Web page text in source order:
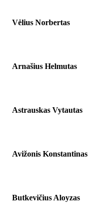
Vėlius Norbertas
Arnašius Helmutas
Astrauskas Vytautas
Avižonis Konstantinas
Butkevičius Aloyzas